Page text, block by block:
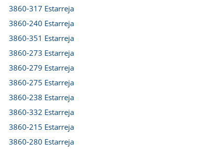
3860-317 Estarreja
3860-240 Estarreja
3860-351 Estarreja
3860-273 Estarreja
3860-279 Estarreja
3860-275 Estarreja
3860-238 Estarreja
3860-332 Estarreja
3860-215 Estarreja
3860-280 Estarreja